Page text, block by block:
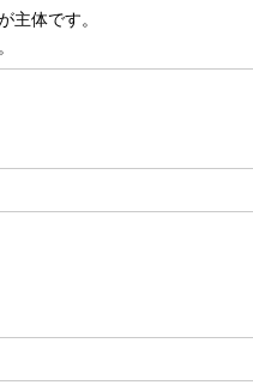
主体です。